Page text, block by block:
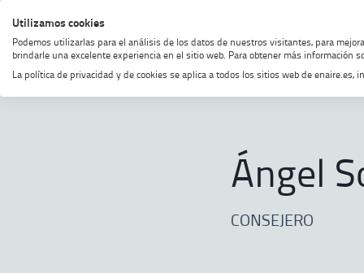
Saltar
al
menú
Saltar
al
contenido
Saltar
al
footer
Activar
alto
contraste
MENÚ
Home Sobre ENAIRE
Ángel
CONSEJERO
Utilizamos cookies
Podemos utilizarlas para el análisis de los datos de nuestros visitantes, para
brindarle una excelente experiencia en el sitio web. Para obtener más información
La política de privacidad y de cookies se aplica a todos los sitios web de enaire.es,